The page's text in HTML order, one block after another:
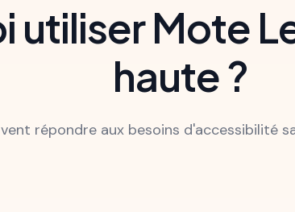
utiliser Mote
haute ?
répondre aux besoins d'accessibilité